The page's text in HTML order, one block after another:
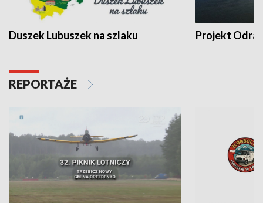
Duszek Lubuszek na szlaku Projekt Odra
REPORTAŻE